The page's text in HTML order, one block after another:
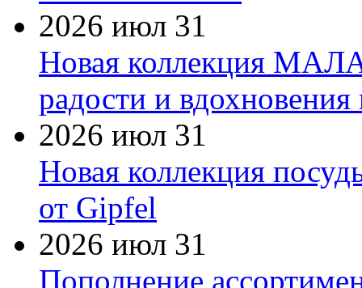
2026 июл 31
Новая коллекция
радости и
2026 июл 31
Новая коллекция
от Gipfel
2026 июл 31
Пополнение